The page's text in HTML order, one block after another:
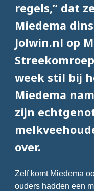
regels,” dat
Miedema
Jolwin.nl op
week stil bij
Miedema
zijn
over.
Zelf komt Miedema
ouders hadden een